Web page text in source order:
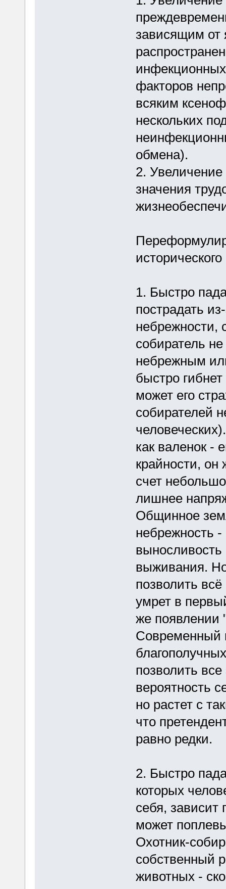
зависящим от
факторов
всяким
нескольких
обмена).
2. Увеличение
значения
1. Быстро
пострадать
небрежности,
собиратель
небрежным
быстро
может его
собирателей
как валенок -
крайности,
счет
лишнее
Общинное
небрежность
выносливость
выживания.
позволить
умрет в
же появлении
Современный
позволить все
вероятность
но растет с
что
равно редки.
2. Быстро
которых
себя, зависит
может
Охотник-
собственный
животных -